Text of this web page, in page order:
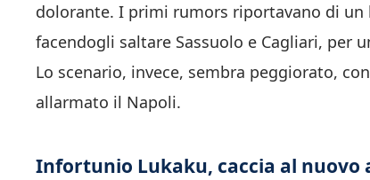
dolorante. I primi rumors riportavano di
facendogli saltare Sassuolo e Cagliari, per
Lo scenario, invece, sembra peggiorato,
allarmato il Napoli.
Infortunio Lukaku, caccia al nuovo